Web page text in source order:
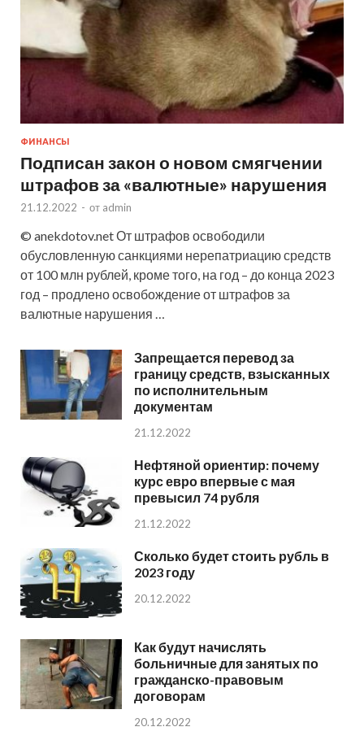
ФИНАНСЫ
Подписан закон о новом смягчении
штрафов за «валютные» нарушения
21.12.2022 - от admin
© anekdotov.net От штрафов освободили
обусловленную санкциями нерепатриацию средств
от 100 млн рублей, кроме того, на год – до конца 2023
год – продлено освобождение от штрафов за
валютные нарушения …
Запрещается перевод за
границу средств, взысканных
по исполнительным
документам
21.12.2022
Нефтяной ориентир: почему
курс евро впервые с мая
превысил 74 рубля
21.12.2022
Сколько будет стоить рубль в
2023 году
20.12.2022
Как будут начислять
больничные для занятых по
гражданско-правовым
договорам
20.12.2022